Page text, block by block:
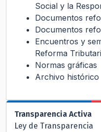
Social y la
Documentos
Documentos
Encuentros y
Reforma
Normas gráficas
Archivo histórico
Transparencia Activa
Ley de Transparencia